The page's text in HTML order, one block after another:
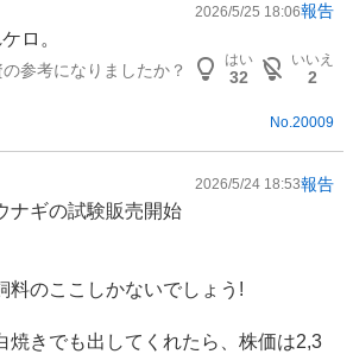
2026/5/25 18:06報告
ロ。
参考になりましたか？
はい
32
いいえ
2
No.20009
2026/5/24 18:53報告
ギの試験販売開始
料のここしかないでしょう!
焼きでも出してくれたら、株価は2,3